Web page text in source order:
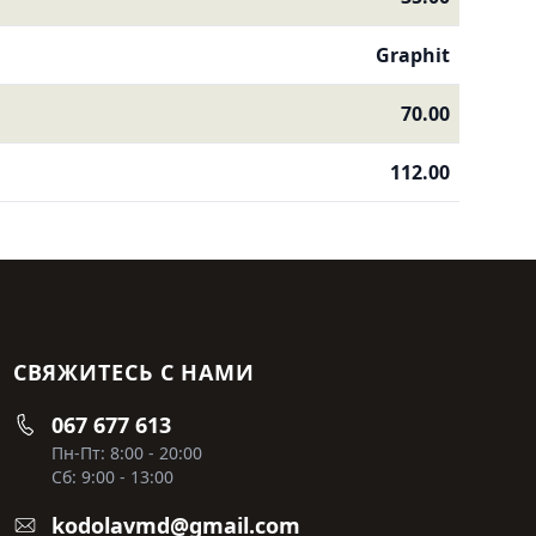
Graphit
70.00
112.00
СВЯЖИТЕСЬ С НАМИ
067 677 613
Пн-Пт: 8:00 - 20:00
Сб: 9:00 - 13:00
kodolavmd@gmail.com